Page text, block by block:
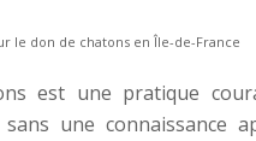
le don de chatons en Île-de-France
est une pratique
une connaissance